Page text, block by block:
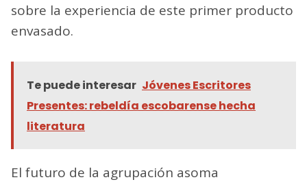
sobre la experiencia de este primer producto
envasado.
Te puede interesar Jóvenes Escritores
Presentes: rebeldía escobarense hecha
literatura
El futuro de la agrupación asoma